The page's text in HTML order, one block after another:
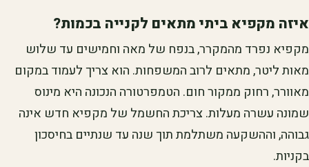
איזה מקפיא ביתי מתאים לקנייה בכמות?
מקפיא נפרד מהמקרר, בנפח של מאה וחמישים עד שלוש
מאות ליטר, מתאים לרוב המשפחות. הוא צריך לעמוד במקום
מאוורר, רחוק ממקור חום. הטמפרטורה הנכונה היא מינוס
שמונה עשרה מעלות. צריכת החשמל של מקפיא חדש אינה
גבוהה, וההשקעה משתלמת תוך שנה עד שנתיים בחיסכון
בקניות.